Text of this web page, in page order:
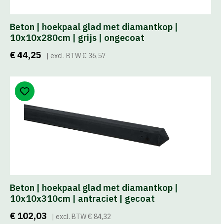
Beton | hoekpaal glad met diamantkop |
10x10x280cm | grijs | ongecoat
€ 44,25
| excl. BTW € 36,57
Beton | hoekpaal glad met diamantkop |
10x10x310cm | antraciet | gecoat
€ 102,03
| excl. BTW € 84,32